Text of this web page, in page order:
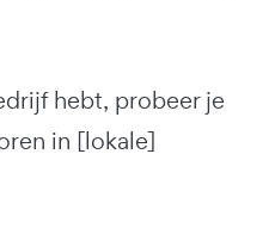
hebt, probeer je
in [lokale]